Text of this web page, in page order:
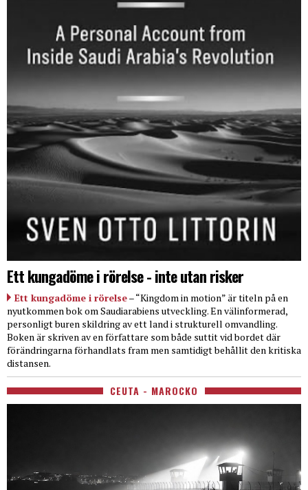
Ett kungadöme i rörelse - inte utan risker
Ett kungadöme i rörelse– “Kingdom in motion” är titeln på en
nyutkommen bok om Saudiarabiens utveckling. En välinformerad,
personligt buren skildring av ett land i strukturell omvandling.
Boken är skriven av en författare som både suttit vid bordet där
förändringarna förhandlats fram men samtidigt behållit den kritiska
distansen.
CEUTA - MAROCKO